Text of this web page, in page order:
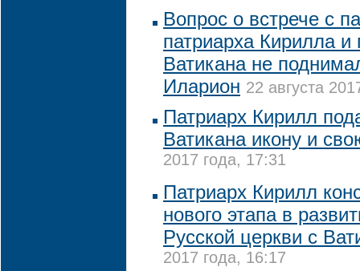
Вопрос о встрече с
патриарха Кирилла и
Ватикана не
Иларион 22 августа
Патриарх Кирилл
Ватикана икону и
2017 года, 17:31
Патриарх Кирилл
нового этапа в
Русской церкви с
2017 года, 16:17